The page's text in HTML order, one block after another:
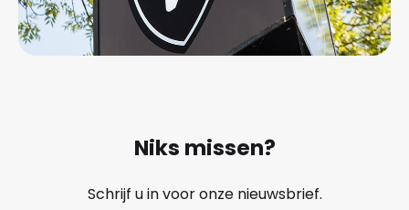
Niks missen?
Schrijf u in voor onze nieuwsbrief.